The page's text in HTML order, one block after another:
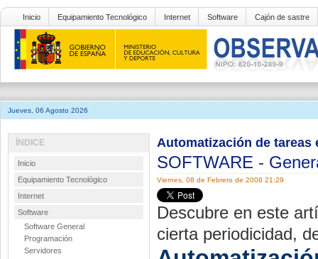
Inicio Equipamiento Tecnológico Internet Software Cajón de sastre
Jueves, 06 Agosto 2026
Automatización de tareas
SOFTWARE -
Viernes, 08 de Febrero de 2008 21:29
Descubre en este
cierta periodicidad,
ÍNDICE
Inicio
Equipamiento Tecnológico
Internet
Software
Software General
Programación
Servidores